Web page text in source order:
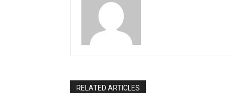
RELATED ARTICLES